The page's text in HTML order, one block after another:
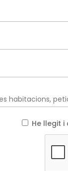
He llegit